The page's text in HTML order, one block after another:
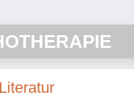
Literatur